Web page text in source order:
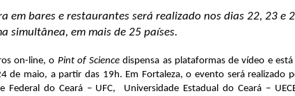
em bares e restaurantes será realizado nos dias 22, 23 e
simultânea, em mais de 25 países.
on-line, o Pint of Science dispensa as plataformas de vídeo e está
de maio, a partir das 19h. Em Fortaleza, o evento será realizado
do Ceará – UFC,  Universidade Estadual do Ceará –